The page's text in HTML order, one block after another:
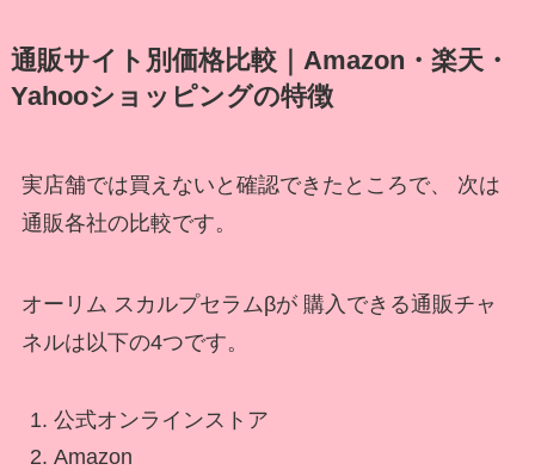
通販サイト別価格比較｜Amazon・楽天・
Yahooショッピングの特徴
実店舗では買えないと確認できたところで、 次は
通販各社の比較です。
オーリム スカルプセラムβが 購入できる通販チャ
ネルは以下の4つです。
公式オンラインストア
Amazon